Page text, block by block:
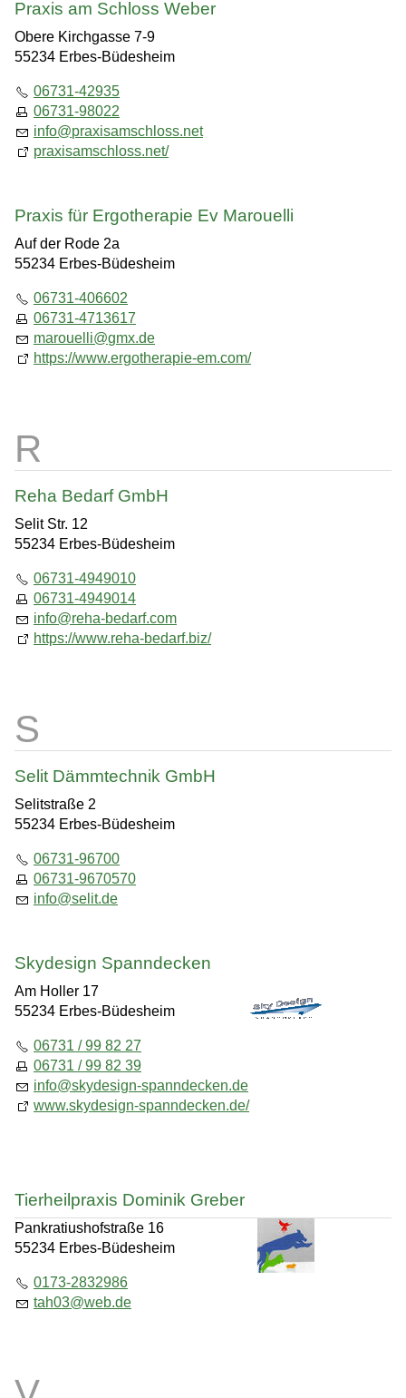
Praxis am Schloss Weber
Obere Kirchgasse 7-9
55234 Erbes-Büdesheim
06731-42935
06731-98022
info@praxisamschloss.net
praxisamschloss.net/
Praxis für Ergotherapie Ev Marouelli
Auf der Rode 2a
55234 Erbes-Büdesheim
06731-406602
06731-4713617
marouelli@gmx.de
https://www.ergotherapie-em.com/
Reha Bedarf GmbH
Selit Str. 12
55234 Erbes-Büdesheim
06731-4949010
06731-4949014
info@reha-bedarf.com
https://www.reha-bedarf.biz/
Selit Dämmtechnik GmbH
Selitstraße 2
55234 Erbes-Büdesheim
06731-96700
06731-9670570
info@selit.de
Skydesign Spanndecken
Am Holler 17
55234 Erbes-Büdesheim
06731 / 99 82 27
06731 / 99 82 39
info@skydesign-spanndecken.de
www.skydesign-spanndecken.de/
Tierheilpraxis Dominik Greber
Pankratiushofstraße 16
55234 Erbes-Büdesheim
0173-2832986
tah03@web.de